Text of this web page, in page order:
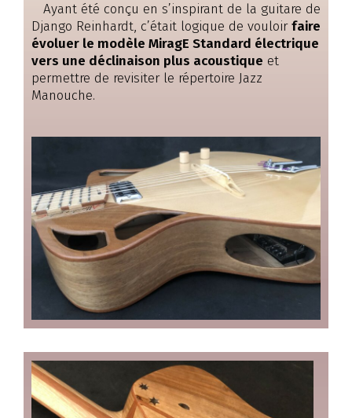
Ayant été conçu en s’inspirant de la guitare de
Django Reinhardt, c’était logique de vouloirfaire
évoluer le modèle MiragE Standard électrique
vers une déclinaison plus acoustique et
permettre de revisiter le répertoire Jazz
Manouche.